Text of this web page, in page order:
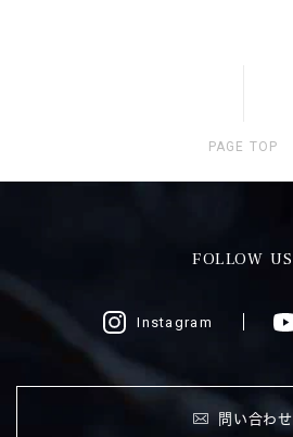
PAGE TOP
FOLLOW US
Instagram
問い合わせ